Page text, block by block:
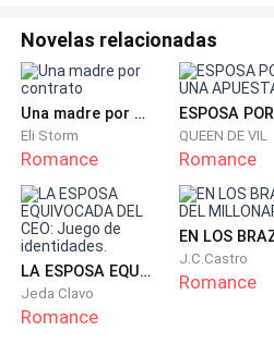
Novelas relacionadas
Una madre por contrato
Eli Storm
Romance
QUEEN DE VIL
Romance
LA ESPOSA EQUIVOCADA DEL CEO: Juego de identidades.
Jeda Clavo
Romance
J.C.Castro
Romance